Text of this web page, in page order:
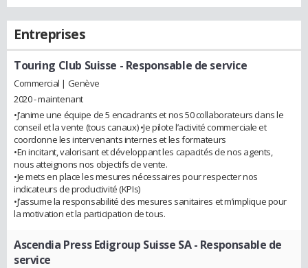
Entreprises
Touring Club Suisse - Responsable de service
Commercial | Genève
2020 - maintenant
•J’anime une équipe de 5 encadrants et nos 50 collaborateurs dans le
conseil et la vente (tous canaux) •Je pilote l’activité commerciale et
coordonne les intervenants internes et les formateurs
•En incitant, valorisant et développant les capacités de nos agents,
nous atteignons nos objectifs de vente.
•Je mets en place les mesures nécessaires pour respecter nos
indicateurs de productivité (KPIs)
•J’assume la responsabilité des mesures sanitaires et m’implique pour
la motivation et la participation de tous.
Ascendia Press Edigroup Suisse SA- Responsable de
service